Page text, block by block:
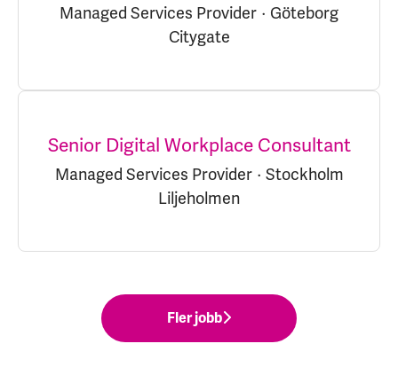
Managed Services Provider · Göteborg
Citygate
Senior Digital Workplace Consultant
Managed Services Provider · Stockholm
Liljeholmen
Fler jobb